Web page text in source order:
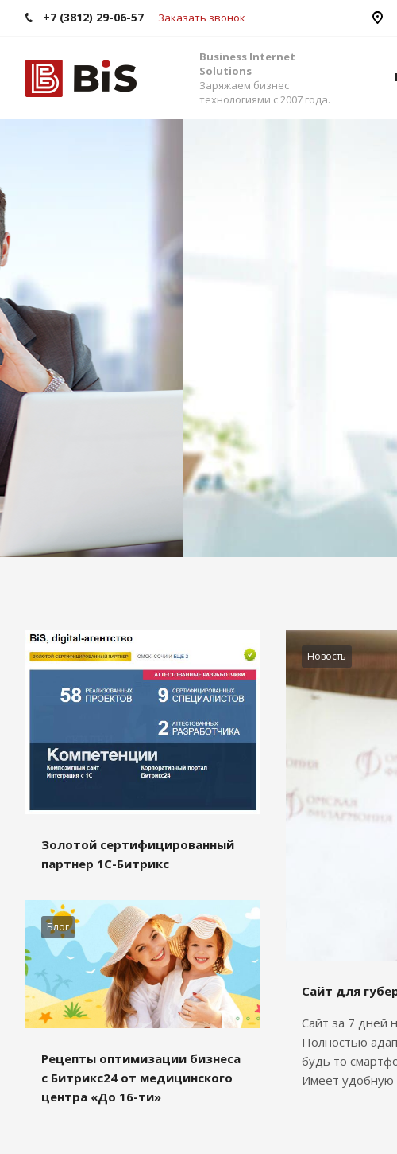
+7 (3812) 29-06-57 Заказать звонок
Business Internet
Solutions
Заряжаем бизнес
технологиями с 2007 года.
Внедрение
Стройте работу в команде, управляйте продажами и
помощью одной из самых популярных CRM-систем.
сервисами и автоматизировать бизнес-процессы.
Подробности
Золотой сертифицированный
партнер 1С-Битрикс
Блог
Рецепты оптимизации бизнеса
с Битрикс24 от медицинского
центра «До 16-ти»
Новость
Сайт для
Сайт за 7 дней
Полностью
будь то
Имеет удобную